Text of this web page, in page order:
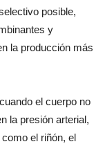
posible,
y
la producción más
el cuerpo no
la presión arterial,
el riñón, el